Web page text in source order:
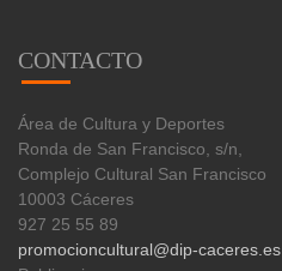
CONTACTO
Área de Cultura y Deportes
Ronda de San Francisco, s/n,
Complejo Cultural San Francisco
10003 Cáceres
927 25 55 89
promocioncultural@dip-caceres.es